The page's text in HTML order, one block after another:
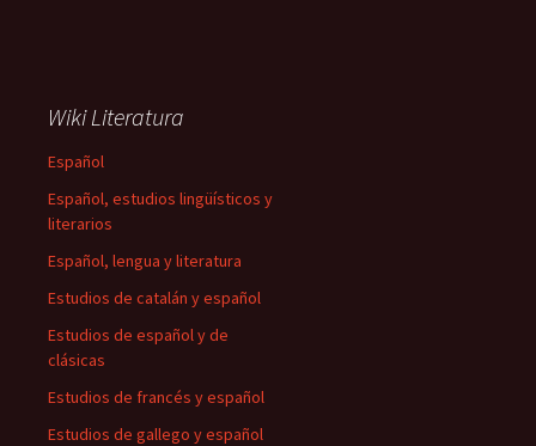
Wiki Literatura
Español
Español, estudios lingüísticos y
literarios
Español, lengua y literatura
Estudios de catalán y español
Estudios de español y de
clásicas
Estudios de francés y español
Estudios de gallego y español